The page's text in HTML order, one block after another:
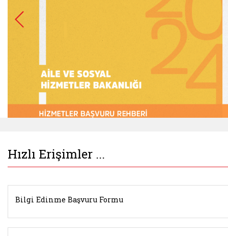
Hızlı Erişimler ...
Bilgi Edinme Başvuru Formu